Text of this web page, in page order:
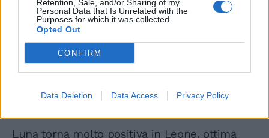
Retention, Sale, and/or Sharing of my
Personal Data that Is Unrelated with the
Purposes for which it was collected.
Opted Out
CONFIRM
Data Deletion Data Access Privacy Policy
convince. Nel campo degli affari è un buon
periodo per consultare esperti - avvocati,
consulenti o altri specialisti. Luna speciale
per l’amore. Nuovi amori: Ariete, Leone.
Luna torna molto positiva in Leone, ottima